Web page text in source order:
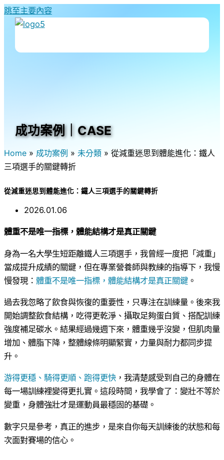
跳至主要內容
成功案例｜CASE
Home » 成功案例 » 未分類 » 從減重迷思到體能進化：鐵人
三項選手的關鍵轉折
從減重迷思到體能進化：鐵人三項選手的關鍵轉折
2026.01.06
體重不是唯一指標，體能結構才是真正關鍵
身為一名大學生短距離鐵人三項選手，我曾經一度把「減重」
當成提升成績的關鍵，但在專業營養師與教練的指導下，我慢
慢發現： 體重不是唯一指標，體能結構才是真正關鍵 。
過去我忽略了飲食與恢復的重要性，只專注在訓練量。後來我
開始調整飲食結構，吃得更乾淨、攝取足夠蛋白質、搭配訓練
強度補足碳水。結果經過幾週下來，體重幾乎沒變，但肌肉量
增加、體脂下降，整體線條明顯緊實，力量與耐力都同步提
升。
游得更穩、騎得更順、跑得更快 ，我清楚感受到自己的身體在
每一場訓練裡變得更扎實。這段時間，我學會了：變壯不等於
變重，身體強壯才是運動員最穩固的基礎。
數字只是參考，真正的進步，是來自你每天訓練後的狀態和每
次面對賽場的信心。